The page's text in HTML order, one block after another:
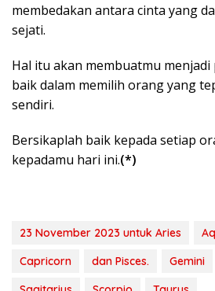
membedakan antara cinta yang
sejati.
Hal itu akan membuatmu
baik dalam memilih orang yang
sendiri.
Bersikaplah baik kepada setiap
kepadamu hari ini.(*)
23 November 2023 untuk Aries
Capricorn
dan Pisces. Gemini